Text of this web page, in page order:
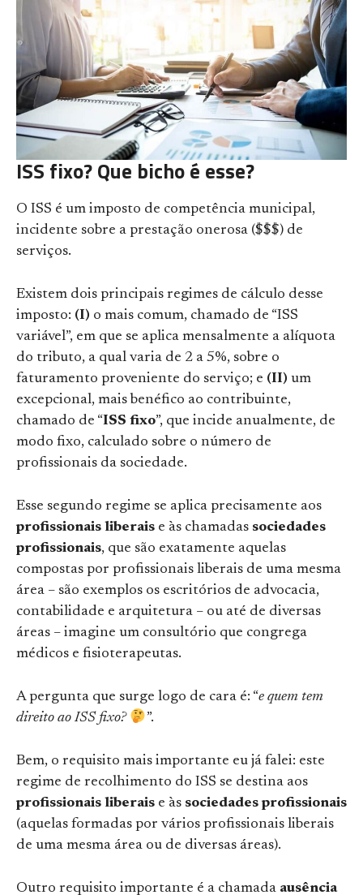
ISS fixo? Que bicho é esse?
O ISS é um imposto de competência municipal,
incidente sobre a prestação onerosa ($$$) de
serviços.
Existem dois principais regimes de cálculo desse
imposto: (I) o mais comum, chamado de “ISS
variável”, em que se aplica mensalmente a alíquota
do tributo, a qual varia de 2 a 5%, sobre o
faturamento proveniente do serviço; e (II) um
excepcional, mais benéfico ao contribuinte,
chamado de “ISS fixo”, que incide anualmente, de
modo fixo, calculado sobre o número de
profissionais da sociedade.
Esse segundo regime se aplica precisamente aos
profissionais liberais e às chamadas sociedades
profissionais, que são exatamente aquelas
compostas por profissionais liberais de uma mesma
área – são exemplos os escritórios de advocacia,
contabilidade e arquitetura – ou até de diversas
áreas – imagine um consultório que congrega
médicos e fisioterapeutas.
A pergunta que surge logo de cara é: “e quem tem
direito ao ISS fixo?
”.
Bem, o requisito mais importante eu já falei: este
regime de recolhimento do ISS se destina aos
profissionais liberais e às sociedades profissionais
(aquelas formadas por vários profissionais liberais
de uma mesma área ou de diversas áreas).
Outro requisito importante é a chamada ausência